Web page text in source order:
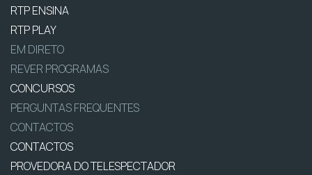
RTP ENSINA
RTP PLAY
EM DIRETO
REVER PROGRAMAS
CONCURSOS
PERGUNTAS FREQUENTES
CONTACTOS
CONTACTOS
PROVEDORA DO TELESPECTADOR